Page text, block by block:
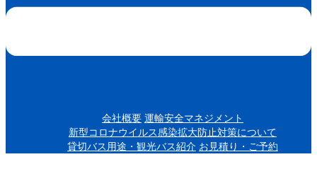
会社概要 運輸安全マネジメント
新型コロナウイルス感染拡大防止対策について
貸切バス用途・観光バス紹介 お見積り・ご予約